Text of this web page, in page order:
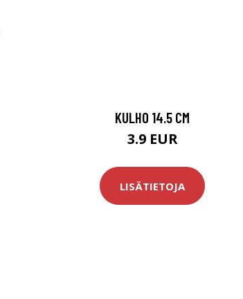
KULHO 14.5 CM
3.9 EUR
LISÄTIETOJA